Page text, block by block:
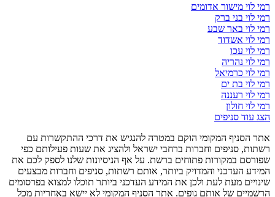
רמי לוי מישור אדומים
רמי לוי בני ברק
רמי לוי באר שבע
רמי לוי אשדוד
רמי לוי עכו
רמי לוי נהריה
רמי לוי כרמיאל
רמי לוי בת ים
רמי לוי רעננה
רמי לוי חולון
הצג עוד סניפים
אתר הסניף המקומי הוקם במטרה להנגיש את דרכי ההתקשרות עם
רשתות, סניפים וחברות ברחבי ישראל ולהציג את שעות פעילותם כפי
שפורסם במקורות פתוחים ברשת. על אף הניסיונות שלנו לספק לכם את
המידע העדכני והמדויק ביותר, אותם רשתות, סניפים וחברות מבצעים
שינויים מעת לעת ולכן את המידע העדכני ביותר תוכלו למצוא בפרסומים
הרשמיים של אותם גופים. אתר הסניף המקומי לא יישא באחריות מכל